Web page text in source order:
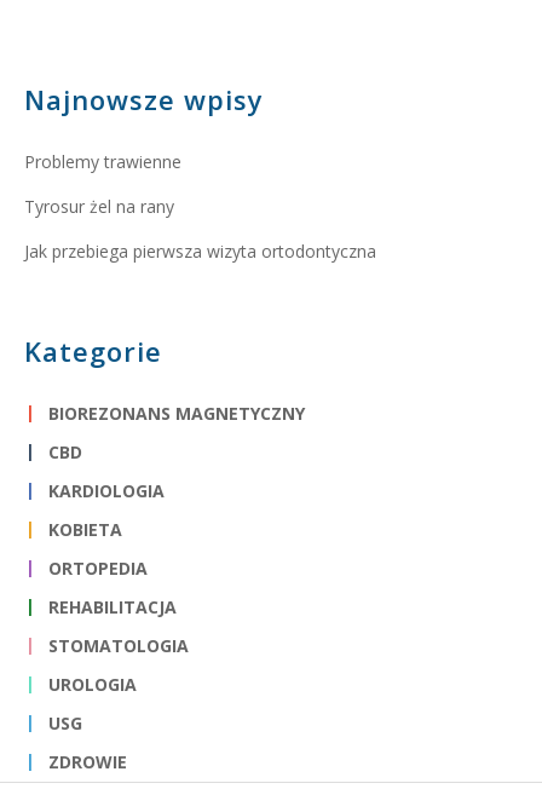
Najnowsze wpisy
Problemy trawienne
Tyrosur żel na rany
Jak przebiega pierwsza wizyta ortodontyczna
Kategorie
BIOREZONANS MAGNETYCZNY
CBD
KARDIOLOGIA
KOBIETA
ORTOPEDIA
REHABILITACJA
STOMATOLOGIA
UROLOGIA
USG
ZDROWIE